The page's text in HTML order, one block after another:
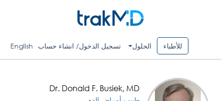
للأطباء الحلول تسجيل الدخول/ انشاء حساب English
Dr. Donald F. Busiek, MD